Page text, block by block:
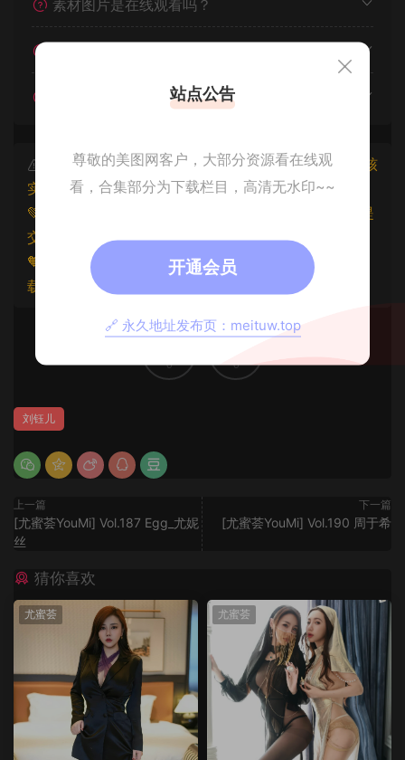
素材图片是在线观看吗？
遇见其他问题怎么办？
本文资源仅供个人参考学习，请勿批量搬运，一经核
实将封禁账号权限！
💚本文资源均来源网友分享，若侵犯了您的权益可以提
交工单处理。
🧡原文链接：
https://www.znjxg.com/290.html
载请注明出处。
0 0
刘钰儿
上一篇
[尤蜜荟YouMi] Vol.187 Egg_尤妮
丝
下一篇
[尤蜜荟YouMi] Vol.190 周于希
猜你喜欢
尤蜜荟 尤蜜荟
站点公告
尊敬的美图网客户，大部分资源看在线观
看，合集部分为下载栏目，高清无水印~~
开通会员
🔗 永久地址发布页：meituw.top